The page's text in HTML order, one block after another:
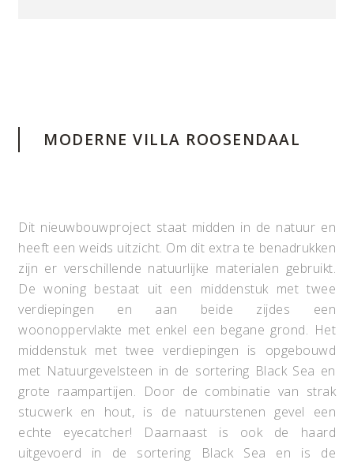
MODERNE VILLA ROOSENDAAL
Dit nieuwbouwproject staat midden in de natuur en
heeft een weids uitzicht. Om dit extra te benadrukken
zijn er verschillende natuurlijke materialen gebruikt.
De woning bestaat uit een middenstuk met twee
verdiepingen en aan beide zijdes een
woonoppervlakte met enkel een begane grond. Het
middenstuk met twee verdiepingen is opgebouwd
met Natuurgevelsteen in de sortering Black Sea en
grote raampartijen. Door de combinatie van strak
stucwerk en hout, is de natuurstenen gevel een
echte eyecatcher! Daarnaast is ook de haard
uitgevoerd in de sortering Black Sea en is de